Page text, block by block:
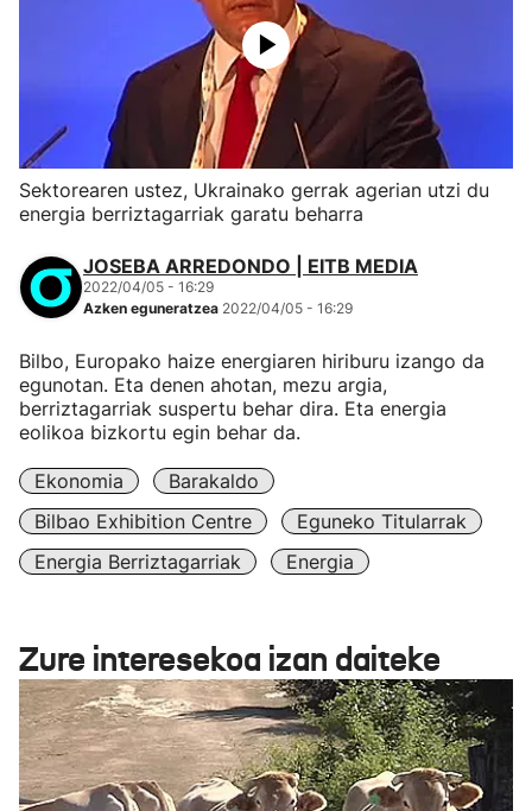
Sektorearen ustez, Ukrainako gerrak agerian utzi du
energia berriztagarriak garatu beharra
JOSEBA ARREDONDO | EITB MEDIA
2022/04/05 - 16:29
Azken eguneratzea 2022/04/05 - 16:29
Bilbo, Europako haize energiaren hiriburu izango da
egunotan. Eta denen ahotan, mezu argia,
berriztagarriak suspertu behar dira. Eta energia
eolikoa bizkortu egin behar da.
Ekonomia
Barakaldo
Bilbao Exhibition Centre
Eguneko Titularrak
Energia Berriztagarriak
Energia
Zure interesekoa izan daiteke